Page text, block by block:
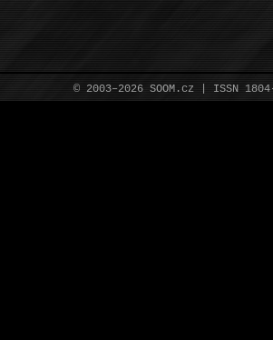
© 2003–2026 SOOM.cz | ISSN